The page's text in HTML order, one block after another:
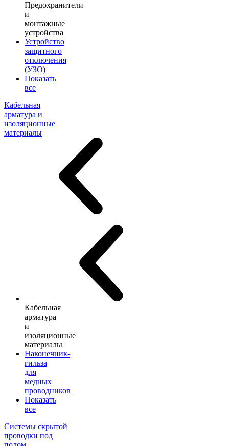
Предохранители
и
монтажные
устройства
Устройство
защитного
отключения
(УЗО)
Показать
все
Кабельная
арматура и
изоляционные
материалы
Кабельная
арматура
и
изоляционные
материалы
Наконечник-
гильза
для
медных
проводников
Показать
все
Системы скрытой
проводки под